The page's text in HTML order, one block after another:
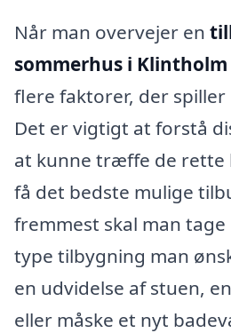
Når man overvejer en
sommerhus i Klintholm
flere faktorer, der spiller
Det er vigtigt at forstå
at kunne træffe de rette
få det bedste mulige
fremmest skal man
type tilbygning man
en udvidelse af stuen,
eller måske et nyt